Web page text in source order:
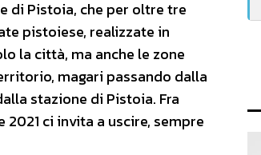
di Pistoia, che per oltre tre
pistoiese, realizzate in
la città, ma anche le zone
magari passando dalla
stazione di Pistoia. Fra
ci invita a uscire, sempre